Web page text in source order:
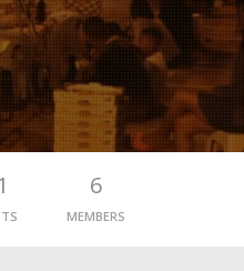
6
MEMBERS